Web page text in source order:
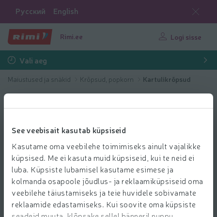
See veebisait kasutab küpsiseid
Kasutame oma veebilehe toimimiseks ainult vajalikke
küpsised. Me ei kasuta muid küpsiseid, kui te neid ei
luba. Küpsiste lubamisel kasutame esimese ja
kolmanda osapoole jõudlus- ja reklaamiküpsiseid oma
veebilehe täiustamiseks ja teie huvidele sobivamate
reklaamide edastamiseks. Kui soovite oma küpsiste
Русский English
Rimi.ee Logi sisse
Vali aeg
Maiustused ja snäkid Krõpsud, popkorn Kartulikrõpsud